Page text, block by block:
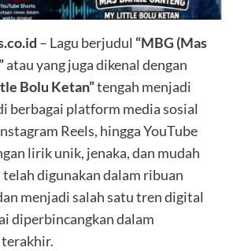
– Lagu berjudul “MBG (Mas
atau yang juga dikenal dengan
Bolu Ketan”tengah menjadi
berbagai platform media sosial
Reels, hingga YouTube
lirik unik, jenaka, dan mudah
digunakan dalam ribuan
menjadi salah satu tren digital
diperbincangkan dalam
terakhir.